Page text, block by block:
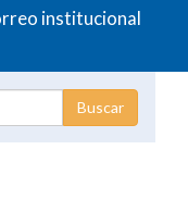
institucional